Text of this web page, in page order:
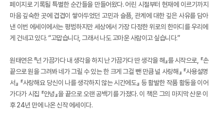
페이지로 기록될 특별한 순간들을 만들어왔다. 어린 시절부터 현재에 이르기까지
마음 깊숙한 곳에 겹겹이 쌓아두었던 고민과 슬픔, 관계에 대한 깊은 사유를 담아
낸 이번 에세이에서는 평범하지만 세상에서 가장 다정한 위로의 한마디를 우리에
게 건네고 있다. “고맙습니다, 그래서 나도 고마운 사람이고 싶습니다.”
원태연은 『넌 가끔가다 내 생각을 하지 난 가끔가다 딴 생각을 해』를 시작으로, 『손
끝으로 원을 그려봐 네가 그릴 수 있는 한 크게 그걸 뺀 만큼 널 사랑해』 『사용설명
서』 『사랑해요 당신이 나를 생각하지 않는 시간에도』 등 활발한 작품 활동을 이어
가다가 시집 『안녕』을 끝으로 오랜 공백기를 가졌다. 이 책은 그의 마지막 산문 이
후 24년 만에 나온 신작 에세이다.